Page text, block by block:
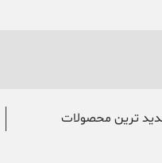
ترین محصولات